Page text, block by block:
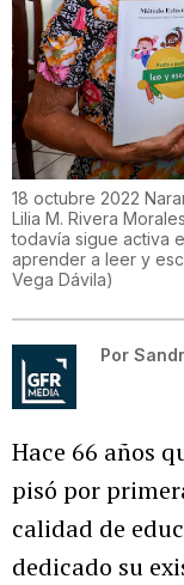
18 octubre 2022
Lilia M. Rivera
todavía sigue activa
aprender a leer y
Vega Dávila)
Por
Hace 66 años
pisó por
calidad de
dedicado su